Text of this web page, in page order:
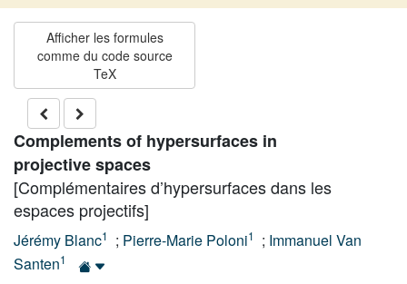
Complements of hypersurfaces in
projective spaces
[Complémentaires d’hypersurfaces dans les
espaces projectifs]
Jérémy Blanc1 ; Pierre-Marie Poloni1 ; Immanuel Van
Santen1